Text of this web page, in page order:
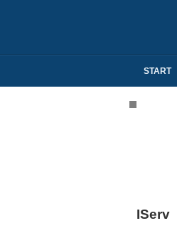
START
IServ